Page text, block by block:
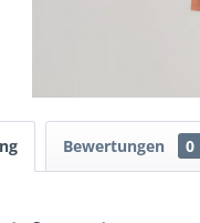
Bewertungen 0